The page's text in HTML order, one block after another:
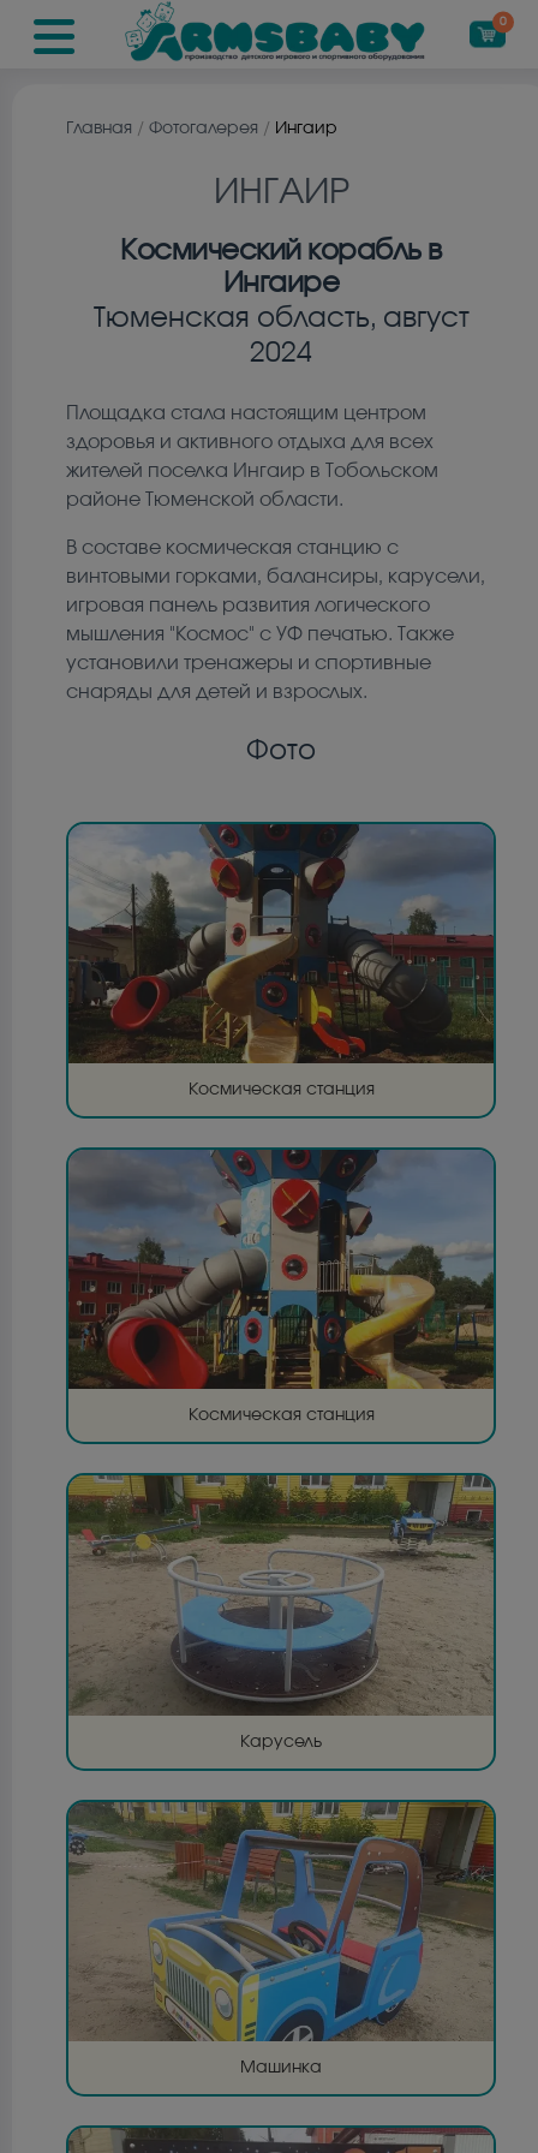
0
Главная / Фотогалерея / Ингаир
ИНГАИР
Космический корабль в
Ингаире
Тюменская область, август
2024
Площадка стала настоящим центром
здоровья и активного отдыха для всех
жителей поселка Ингаир в Тобольском
районе Тюменской области.
В составе космическая станцию с
винтовыми горками, балансиры, карусели,
игровая панель развития логического
мышления "Космос" с УФ печатью. Также
установили тренажеры и спортивные
снаряды для детей и взрослых.
Фото
Космическая станция
Космическая станция
Карусель
Машинка